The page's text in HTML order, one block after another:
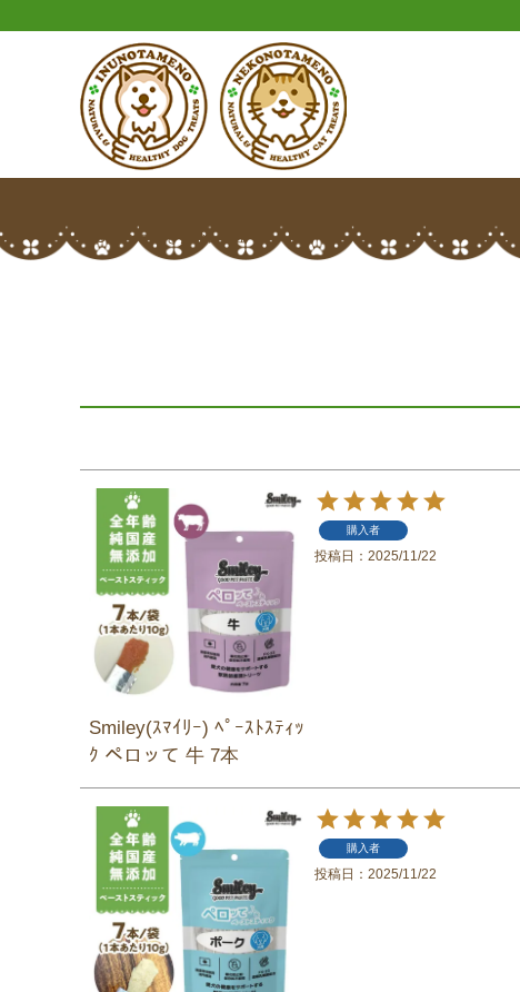
HOME マロさんのレビュー
Smiley(ｽﾏｲﾘｰ) ﾍﾟｰｽﾄｽﾃｨｯ
ｸ ペロッて 牛 7本
購入者
投稿日 2025/11/22
購入者
投稿日 2025/11/22